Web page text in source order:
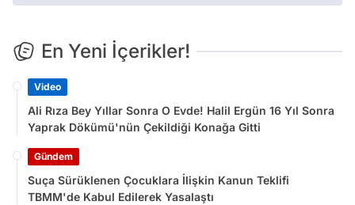
En Yeni İçerikler!
Video
Ali Rıza Bey Yıllar Sonra O Evde! Halil Ergün 16 Yıl Sonra
Yaprak Dökümü'nün Çekildiği Konağa Gitti
Gündem
Suça Sürüklenen Çocuklara İlişkin Kanun Teklifi
TBMM'de Kabul Edilerek Yasalaştı